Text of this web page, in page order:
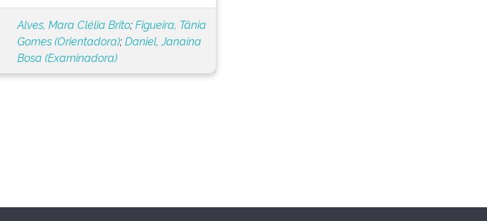
Alves, Mara Clélia Brito;Figueira, Tânia
Gomes (Orientadora);Daniel, Janaína
Bosa (Examinadora)